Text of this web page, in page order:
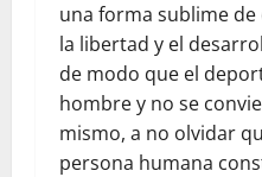
una forma sublime
la libertad y el
de modo que el
hombre y no se
mismo, a no olvidar
persona humana